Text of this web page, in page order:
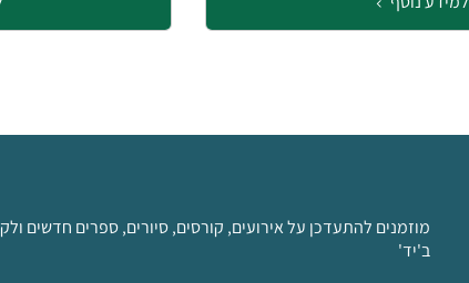
מוזמנים להתעדכן על אירועים, קורסים, סיורים, ספרים חדשים
ב'יד'